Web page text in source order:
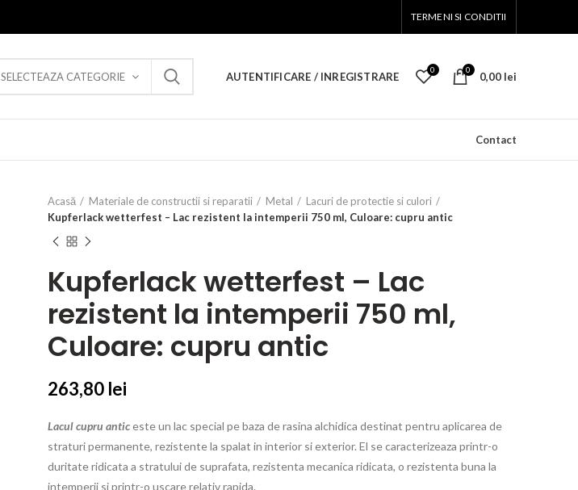
TERMENI SI CONDITII
SELECTEAZA CATEGORIE AUTENTIFICARE / INREGISTRARE
0 0
0,00 lei
Contact
Acasă Materiale de constructii si reparatii Metal
Lacuri de protectie si culori
Kupferlack wetterfest – Lac rezistent la intemperii 750 ml, Culoare: cupru antic
Kupferlack wetterfest – Lac
rezistent la intemperii 750 ml,
Culoare: cupru antic
263,80 lei
Lacul cupru anticeste un lac special pe baza de rasina alchidica destinat pentru aplicarea de
straturi permanente, rezistente la spalat in interior si exterior. El se caracterizeaza printr-o
duritate ridicata a stratului de suprafata, rezistenta mecanica ridicata, o rezistenta buna la
intemperii si printr-o uscare relativ rapida.